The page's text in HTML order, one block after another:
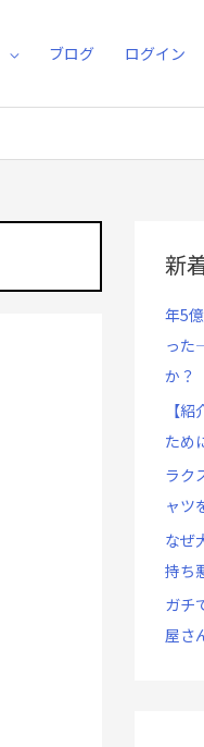
ブログ ログイン
新
年5
った
か？
【
ため
ラク
ャツ
なぜ
持ち
ガチ
屋さ